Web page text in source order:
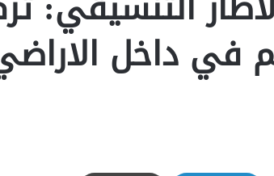
150 كم في داخل